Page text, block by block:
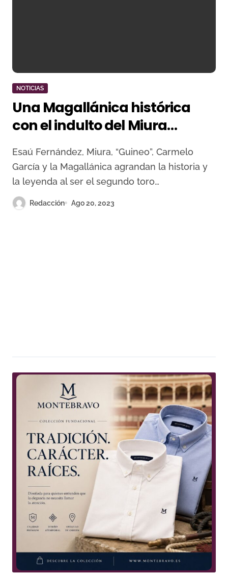
NOTICIAS
Una Magallánica histórica
con el indulto del Miura
“Guineo”
Esaú Fernández, Miura, “Guineo”, Carmelo
García y la Magallánica agrandan la historia y
la leyenda al ser el segundo toro…
Redacción Ago 20, 2023